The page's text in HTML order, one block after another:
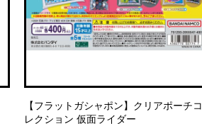
【フラットガシャポン】クリアポーチコ
レクション 仮面ライダー